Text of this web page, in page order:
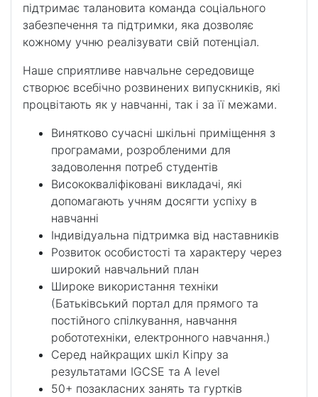
підтримає талановита команда соціального
забезпечення та підтримки, яка дозволяє
кожному учню реалізувати свій потенціал.
Наше сприятливе навчальне середовище
створює всебічно розвинених випускників, які
процвітають як у навчанні, так і за її межами.
Винятково сучасні шкільні приміщення з
програмами, розробленими для
задоволення потреб студентів
Висококваліфіковані викладачі, які
допомагають учням досягти успіху в
навчанні
Індивідуальна підтримка від наставників
Розвиток особистості та характеру через
широкий навчальний план
Широке використання техніки
(Батьківський портал для прямого та
постійного спілкування, навчання
робототехніки, електронного навчання.)
Серед найкращих шкіл Кіпру за
результатами IGCSE та A level
50+ позакласних занять та гуртків